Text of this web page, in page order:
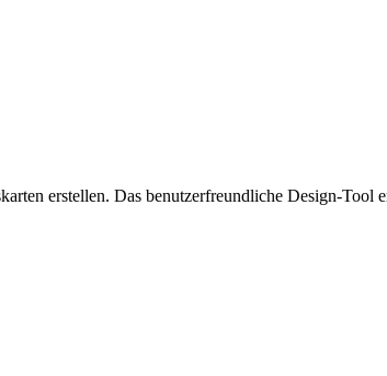
erstellen. Das benutzerfreundliche Design-Tool